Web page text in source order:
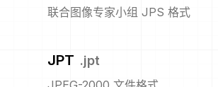
联合图像专家小组 JPS 格式
JPT .jpt